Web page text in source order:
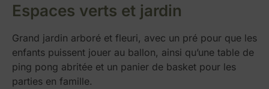
Espaces verts et jardin
Grand jardin arboré et fleuri, avec un pré pour que les
enfants puissent jouer au ballon, ainsi qu’une table de
ping pong abritée et un panier de basket pour les
parties en famille.